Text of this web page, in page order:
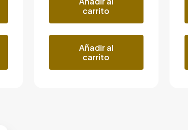
carrito
Añadir al
carrito